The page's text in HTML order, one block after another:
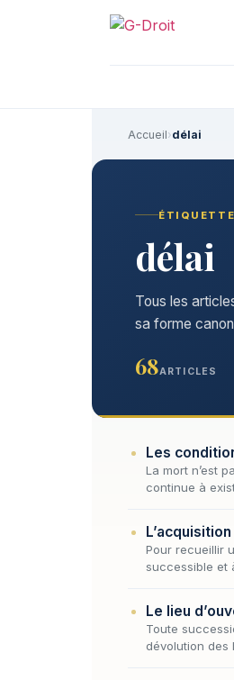
Accueil›délai
ÉTIQUETTE
délai
Tous les
sa forme
68ARTICLES
Les
La mort n’est
continue à
Pour recueillir
successible et
Le lieu
Toute
dévolution des